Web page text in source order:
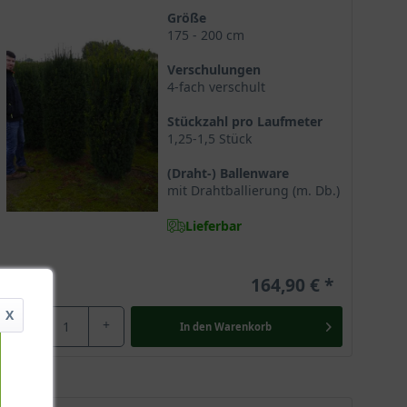
der Taxus seit vielen Jahren in den heimischen
'Overeynderi' hervorragend als
Größe
175 - 200 cm
Verschulungen
4-fach verschult
Stückzahl pro Laufmeter
1,25-1,5 Stück
(Draht-) Ballenware
mit Drahtballierung (m. Db.)
Lieferbar
164,90 €
+ In den Warenkorb
X